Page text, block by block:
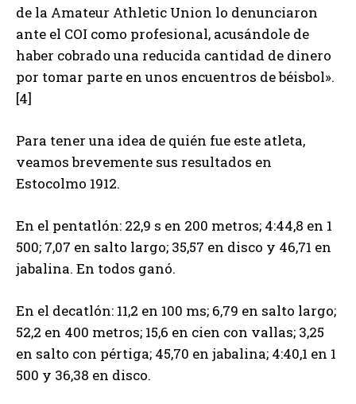
de la Amateur Athletic Union lo denunciaron
ante el COI como profesional, acusándole de
haber cobrado una reducida cantidad de dinero
por tomar parte en unos encuentros de béisbol».
[4]
Para tener una idea de quién fue este atleta,
veamos brevemente sus resultados en
Estocolmo 1912.
En el pentatlón: 22,9 s en 200 metros; 4:44,8 en 1
500; 7,07 en salto largo; 35,57 en disco y 46,71 en
jabalina. En todos ganó.
En el decatlón: 11,2 en 100 ms; 6,79 en salto largo;
52,2 en 400 metros; 15,6 en cien con vallas; 3,25
en salto con pértiga; 45,70 en jabalina; 4:40,1 en 1
500 y 36,38 en disco.